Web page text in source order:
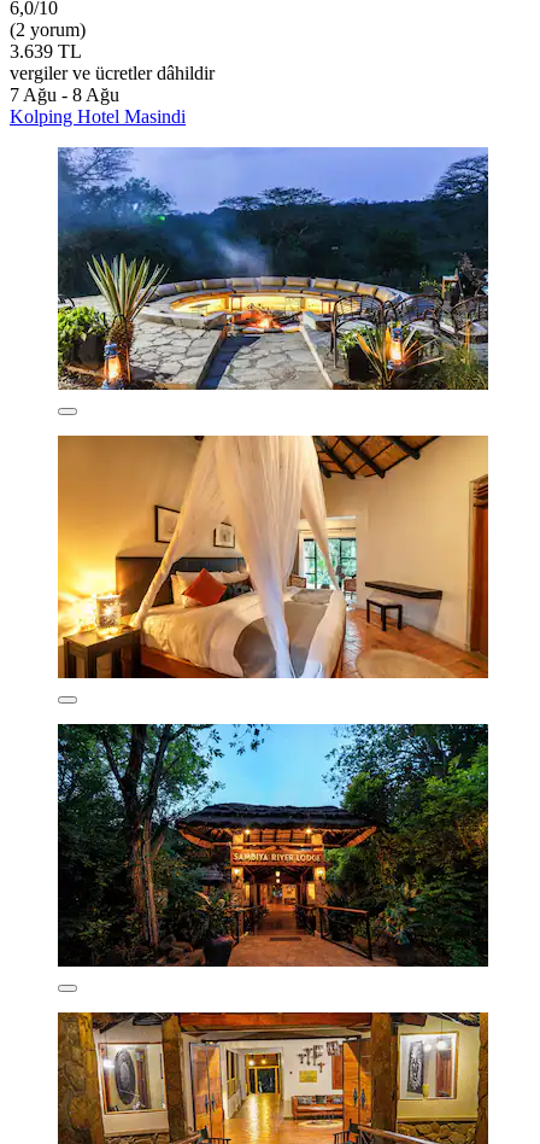
6,0/10
(2 yorum)
3.639 TL
vergiler ve ücretler dâhildir
7 Ağu - 8 Ağu
Kolping Hotel Masindi